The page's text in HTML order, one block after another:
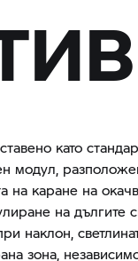
като
модул,
на каране на
на дългите
наклон,
зона,